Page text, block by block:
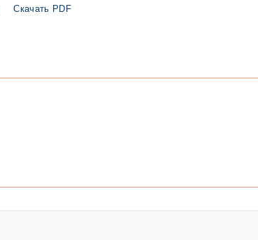
Скачать PDF